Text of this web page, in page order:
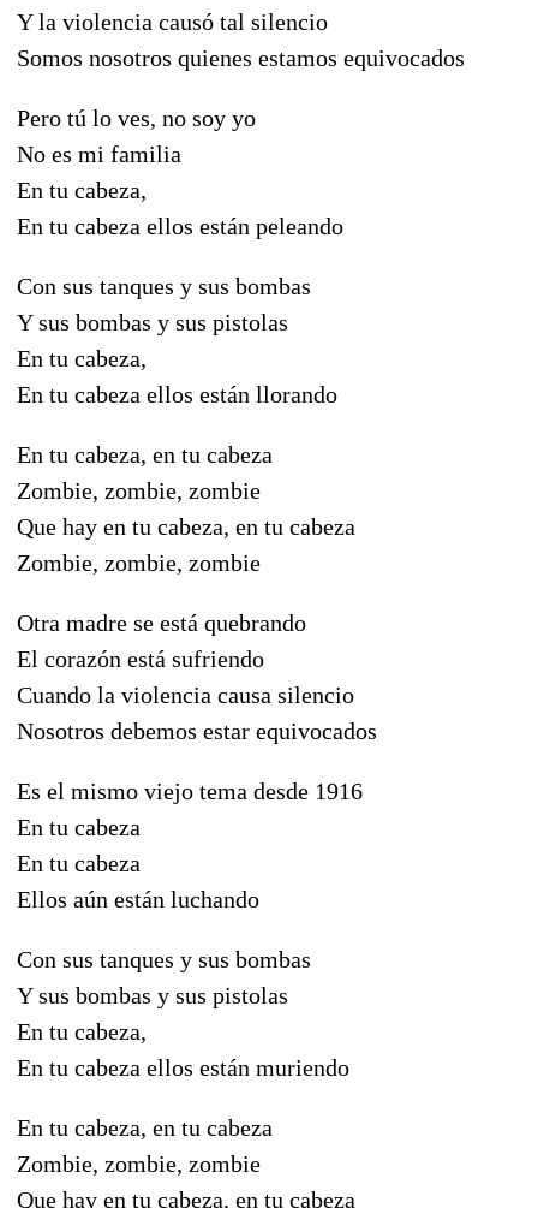
Y la violencia causó tal silencio
Somos nosotros quienes estamos equivocados
Pero tú lo ves, no soy yo
No es mi familia
En tu cabeza,
En tu cabeza ellos están peleando
Con sus tanques y sus bombas
Y sus bombas y sus pistolas
En tu cabeza,
En tu cabeza ellos están llorando
En tu cabeza, en tu cabeza
Zombie, zombie, zombie
Que hay en tu cabeza, en tu cabeza
Zombie, zombie, zombie
Otra madre se está quebrando
El corazón está sufriendo
Cuando la violencia causa silencio
Nosotros debemos estar equivocados
Es el mismo viejo tema desde 1916
En tu cabeza
En tu cabeza
Ellos aún están luchando
Con sus tanques y sus bombas
Y sus bombas y sus pistolas
En tu cabeza,
En tu cabeza ellos están muriendo
En tu cabeza, en tu cabeza
Zombie, zombie, zombie
Que hay en tu cabeza, en tu cabeza